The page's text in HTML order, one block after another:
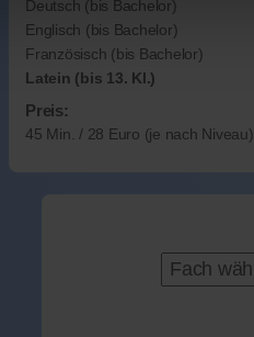
Deutsch (bis Bachelor)
Englisch (bis Bachelor)
Französisch (bis Bachelor)
Latein (bis 13. Kl.)
Preis:
45 Min. / 28 Euro (je nach Niveau)